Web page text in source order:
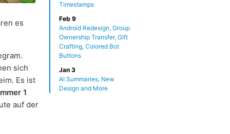
Timestamps
Feb 9
Android Redesign, Group
Ownership Transfer, Gift
Crafting, Colored Bot
Buttons
Jan 3
AI Summaries, New
Design and More
es
sich
Es ist
1
auf der